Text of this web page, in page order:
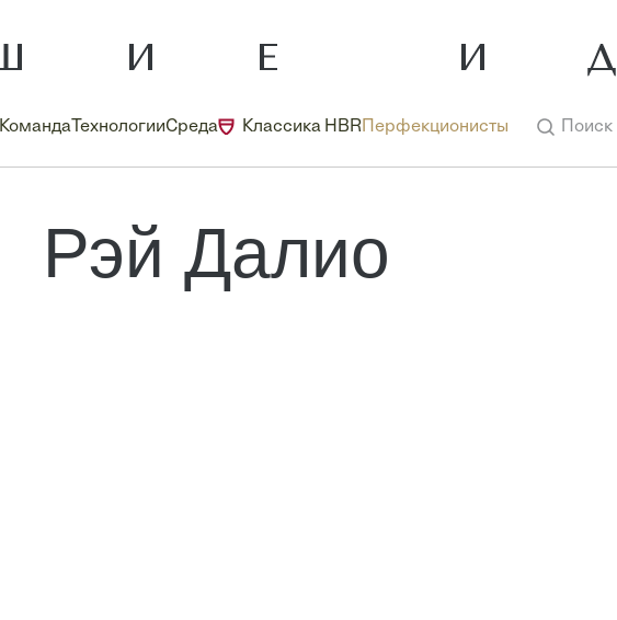
Команда ТехнологииСреда Классика HBR Перфекционисты Поиск
Рэй Далио